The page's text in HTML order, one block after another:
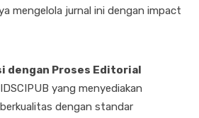
mengelola jurnal ini dengan impact
dengan Proses Editorial
yang menyediakan
dengan standar